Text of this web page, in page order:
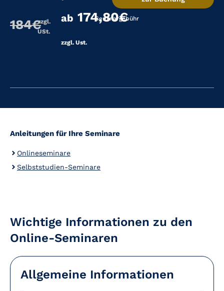
184€zzgl.
USt.
ab 174,80€
zzgl. Ust.
Seminargebühr
Anleitungen für Ihre Seminare
Onlineseminare
Selbststudien-Seminare
Wichtige Informationen zu den
Online-Seminaren
Allgemeine Informationen